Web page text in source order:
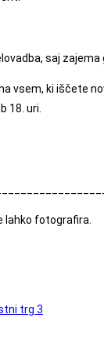
saj
vsem, ki iščete
18. uri.
lahko fotografira.
trg 3